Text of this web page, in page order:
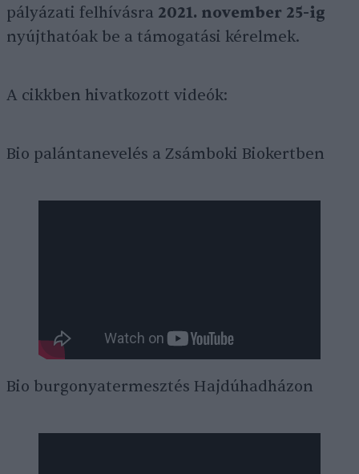
pályázati felhívásra 2021. november 25-ig
nyújthatóak be a támogatási kérelmek.
A cikkben hivatkozott videók:
Bio palántanevelés a Zsámboki Biokertben
Bio burgonyatermesztés Hajdúhadházon